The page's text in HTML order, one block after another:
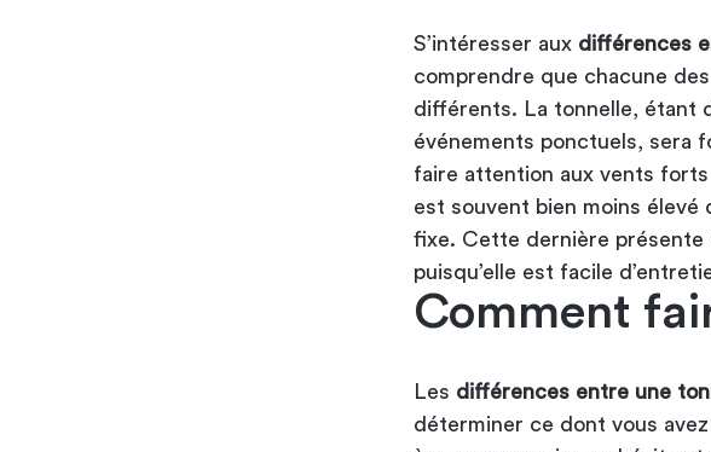
S’intéresser aux différences
comprendre que chacune
différents. La tonnelle, étant
événements ponctuels, sera
faire attention aux vents
est souvent bien moins
fixe. Cette dernière présente
puisqu’elle est facile
Comment
Les différences entre une
déterminer ce dont vous